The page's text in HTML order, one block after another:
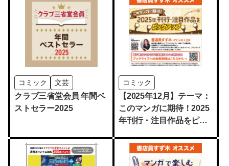
コミック 文芸
クラブ三省堂会員 年間ベ
ストセラー2025
コミック
【2025年12月】テーマ：
このマンガに期待！2025
年刊行・注目作品をピッ